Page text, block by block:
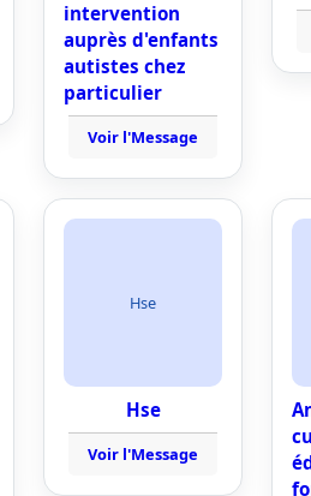
intervention
auprès d'enfants
autistes chez
particulier
Voir l'Message
Hse
Hse
Voir l'Message